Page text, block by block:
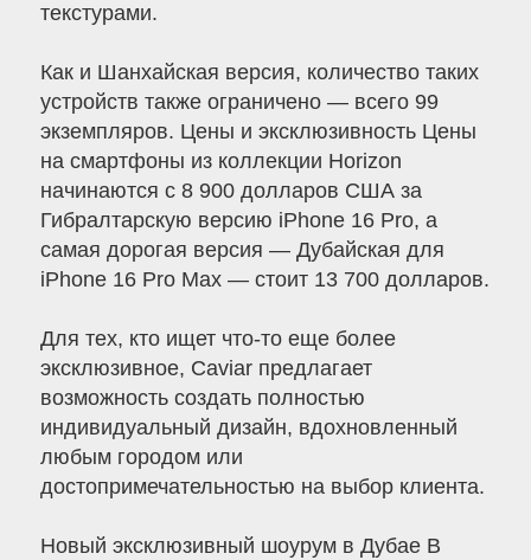
текстурами.
Как и Шанхайская версия, количество таких
устройств также ограничено — всего 99
экземпляров. Цены и эксклюзивность Цены
на смартфоны из коллекции Horizon
начинаются с 8 900 долларов США за
Гибралтарскую версию iPhone 16 Pro, а
самая дорогая версия — Дубайская для
iPhone 16 Pro Max — стоит 13 700 долларов.
Для тех, кто ищет что-то еще более
эксклюзивное, Caviar предлагает
возможность создать полностью
индивидуальный дизайн, вдохновленный
любым городом или
достопримечательностью на выбор клиента.
Новый эксклюзивный шоурум в Дубае В